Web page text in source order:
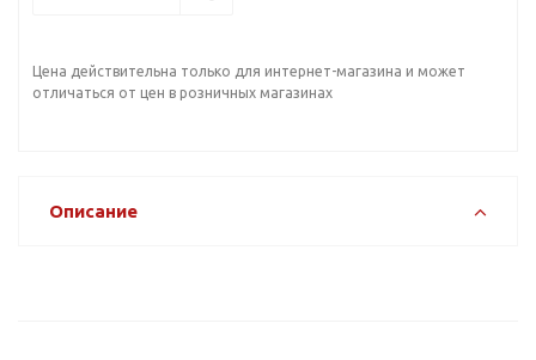
Цена действительна только для интернет-магазина и может
отличаться от цен в розничных магазинах
Описание